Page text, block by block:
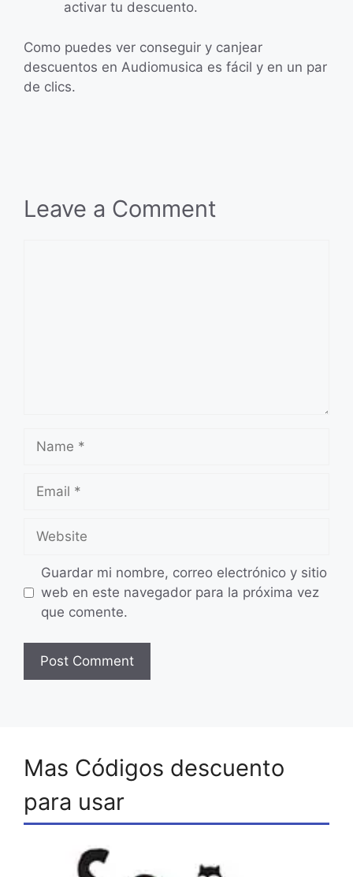
activar tu descuento.
Como puedes ver conseguir y canjear
descuentos en Audiomusica es fácil y en un par
de clics.
Leave a Comment
Name
Email
Website
Guardar mi nombre, correo electrónico y sitio
web en este navegador para la próxima vez
que comente.
Mas Códigos descuento
para usar